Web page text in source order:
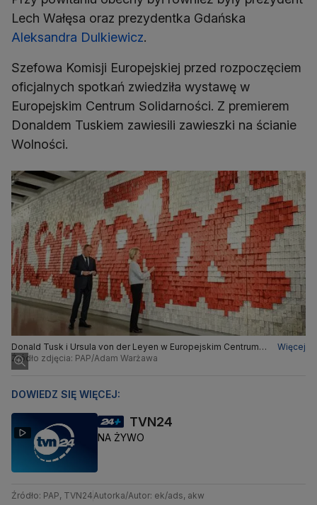
Lech Wałęsa oraz prezydentka Gdańska
Aleksandra Dulkiewicz.
Szefowa Komisji Europejskiej przed rozpoczęciem
oficjalnych spotkań zwiedziła wystawę w
Europejskim Centrum Solidarności. Z premierem
Donaldem Tuskiem zawiesili zawieszki na ścianie
Wolności.
Donald Tusk i Ursula von der Leyen w Europejskim Centrum
Solidarności
Więcej
Źródło zdjęcia: PAP/Adam Warżawa
DOWIEDZ SIĘ WIĘCEJ:
TVN24
NA ŻYWO
Źródło: PAP, TVN24Autorka/Autor: ek/ads, akw